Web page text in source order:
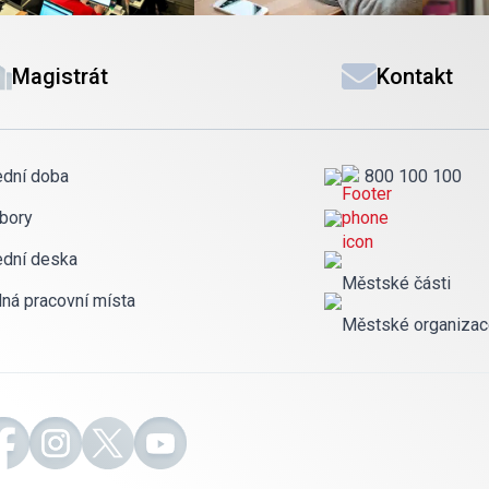
Magistrát
doba
deska
pracovní místa
Kontakt
800 100 100
Městské části
Městské